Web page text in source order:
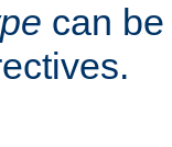
can